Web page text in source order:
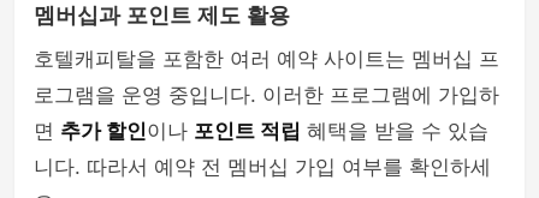
멤버십과 포인트 제도 활용
호텔캐피탈을 포함한 여러 예약 사이트는 멤버십 프
로그램을 운영 중입니다. 이러한 프로그램에 가입하
면 추가 할인이나 포인트 적립 혜택을 받을 수 있습
니다. 따라서 예약 전 멤버십 가입 여부를 확인하세